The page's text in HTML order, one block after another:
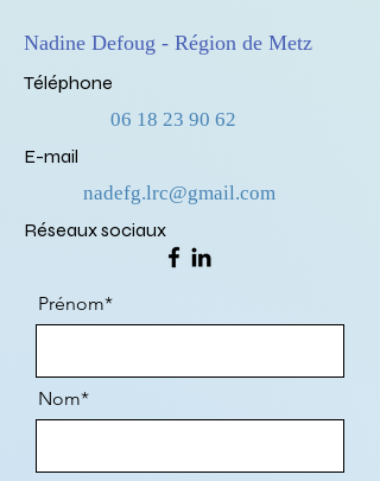
Nadine Defoug - Région de Metz
Téléphone
06 18 23 90 62
E-mail
nadefg.lrc@gmail.com
Réseaux sociaux
Prénom*
Nom*